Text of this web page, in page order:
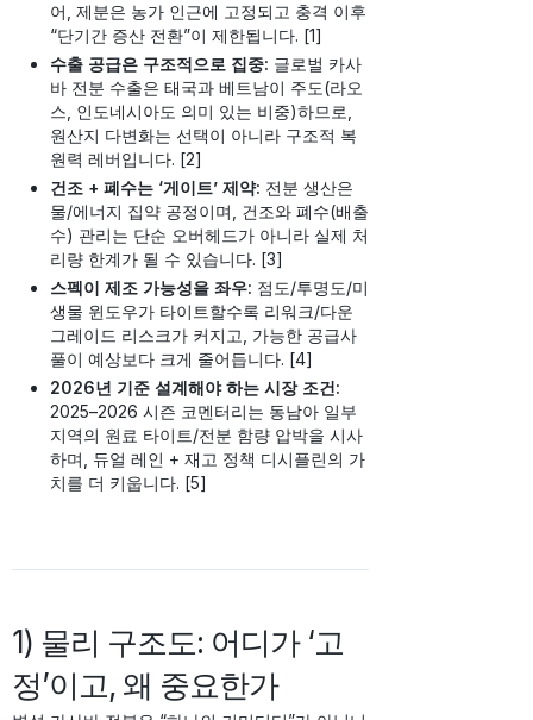
어, 제분은 농가 인근에 고정되고 충격 이후
“단기간 증산 전환”이 제한됩니다. [1]
수출 공급은 구조적으로 집중: 글로벌 카사
바 전분 수출은 태국과 베트남이 주도(라오
스, 인도네시아도 의미 있는 비중)하므로,
원산지 다변화는 선택이 아니라 구조적 복
원력 레버입니다. [2]
건조 + 폐수는 ‘게이트’ 제약: 전분 생산은
물/에너지 집약 공정이며, 건조와 폐수(배출
수) 관리는 단순 오버헤드가 아니라 실제 처
리량 한계가 될 수 있습니다. [3]
스펙이 제조 가능성을 좌우: 점도/투명도/미
생물 윈도우가 타이트할수록 리워크/다운
그레이드 리스크가 커지고, 가능한 공급사
풀이 예상보다 크게 줄어듭니다. [4]
2026년 기준 설계해야 하는 시장 조건:
2025–2026 시즌 코멘터리는 동남아 일부
지역의 원료 타이트/전분 함량 압박을 시사
하며, 듀얼 레인 + 재고 정책 디시플린의 가
치를 더 키웁니다. [5]
1) 물리 구조도: 어디가 ‘고
정’이고, 왜 중요한가